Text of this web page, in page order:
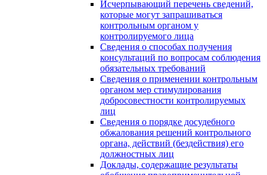
Исчерпывающий перечень сведений,
которые могут запрашиваться
контрольным органом у
контролируемого лица
Сведения о способах получения
консультаций по вопросам соблюдения
обязательных требований
Сведения о применении контрольным
органом мер стимулирования
добросовестности контролируемых
лиц
Сведения о порядке досудебного
обжалования решений контрольного
органа, действий (бездействия) его
должностных лиц
Доклады, содержащие результаты